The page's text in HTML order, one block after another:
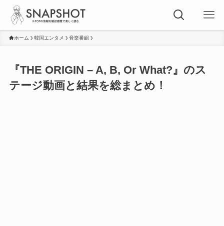
ホーム 韓国エンタメ 音楽番組
『THE ORIGIN – A, B, Or What?』のス
テージ動画と結果を総まとめ！